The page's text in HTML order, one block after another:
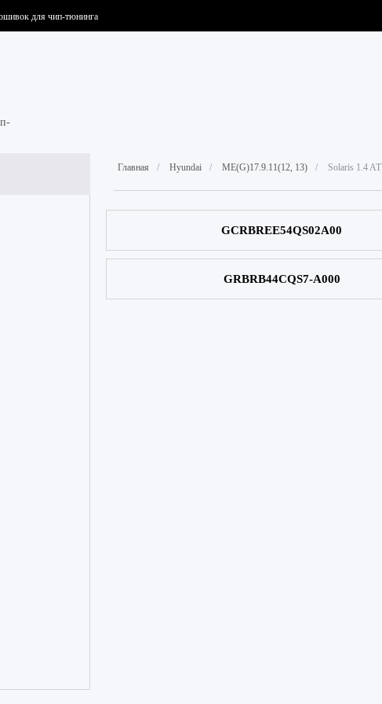
для чип-тюнинга
Главная Hyundai ME(G)17.9.11(12, 13) Solaris 1.4 AT
GCRBREE54QS02A00
GRBRB44CQS7-A000